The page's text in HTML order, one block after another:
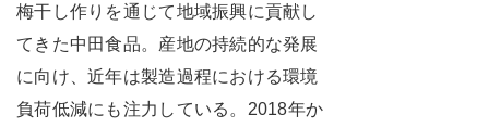
梅干し作りを通じて地域振興に貢献し
てきた中田食品。産地の持続的な発展
に向け、近年は製造過程における環境
負荷低減にも注力している。2018年か